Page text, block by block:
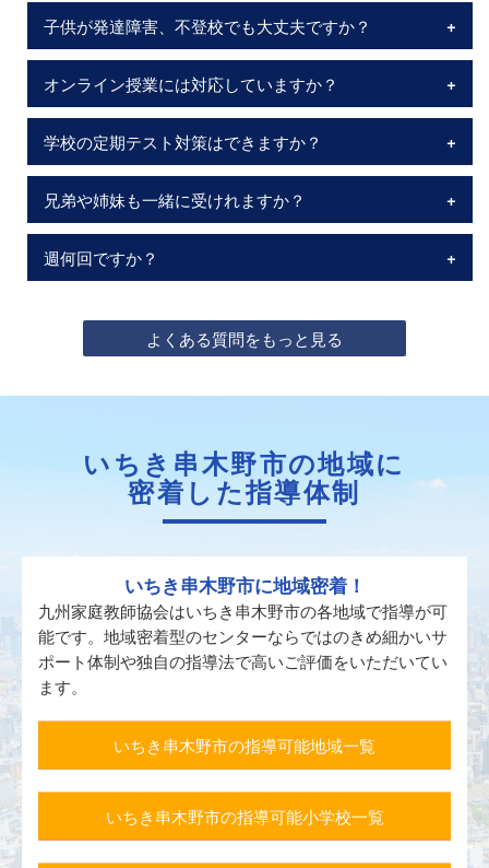
子供が発達障害、不登校でも大丈夫ですか？
オンライン授業には対応していますか？
学校の定期テスト対策はできますか？
兄弟や姉妹も一緒に受けれますか？
週何回ですか？
よくある質問をもっと見る
いちき串木野市の地域に
密着した指導体制
いちき串木野市に地域密着！
九州家庭教師協会はいちき串木野市の各地域で指導が可
能です。地域密着型のセンターならではのきめ細かいサ
ポート体制や独自の指導法で高いご評価をいただいてい
ます。
いちき串木野市の指導可能地域一覧
いちき串木野市の指導可能小学校一覧